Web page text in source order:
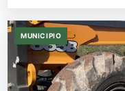
MUNICIPIO